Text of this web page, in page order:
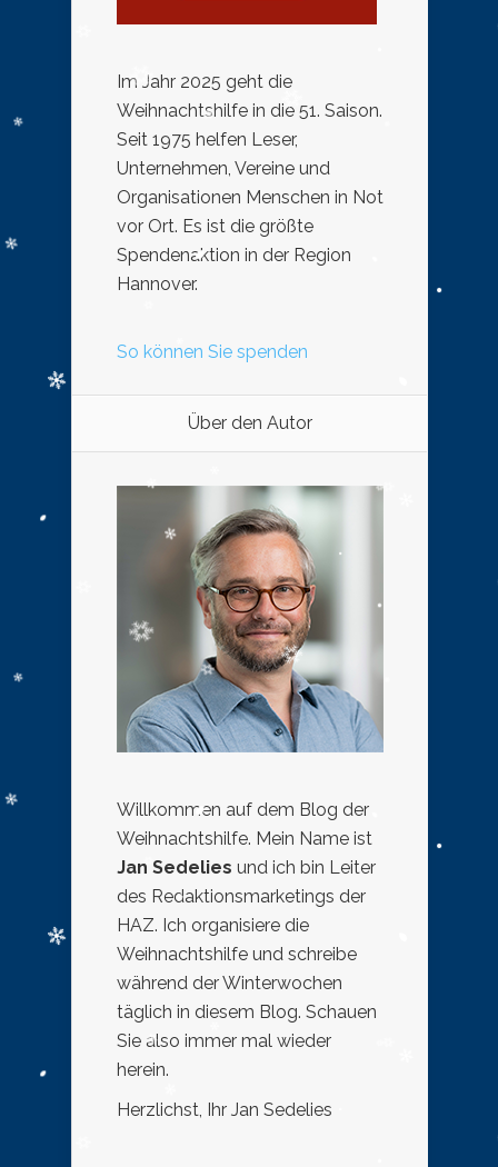
Im Jahr 2025 geht die
Weihnachtshilfe in die 51. Saison.
Seit 1975 helfen Leser,
Unternehmen, Vereine und
Organisationen Menschen in Not
vor Ort. Es ist die größte
Spendenaktion in der Region
Hannover.
So können Sie spenden
Über den Autor
Willkommen auf dem Blog der
Weihnachtshilfe. Mein Name ist
Jan Sedelies und ich bin Leiter
des Redaktionsmarketings der
HAZ. Ich organisiere die
Weihnachtshilfe und schreibe
während der Winterwochen
täglich in diesem Blog. Schauen
Sie also immer mal wieder
herein.
Herzlichst, Ihr Jan Sedelies